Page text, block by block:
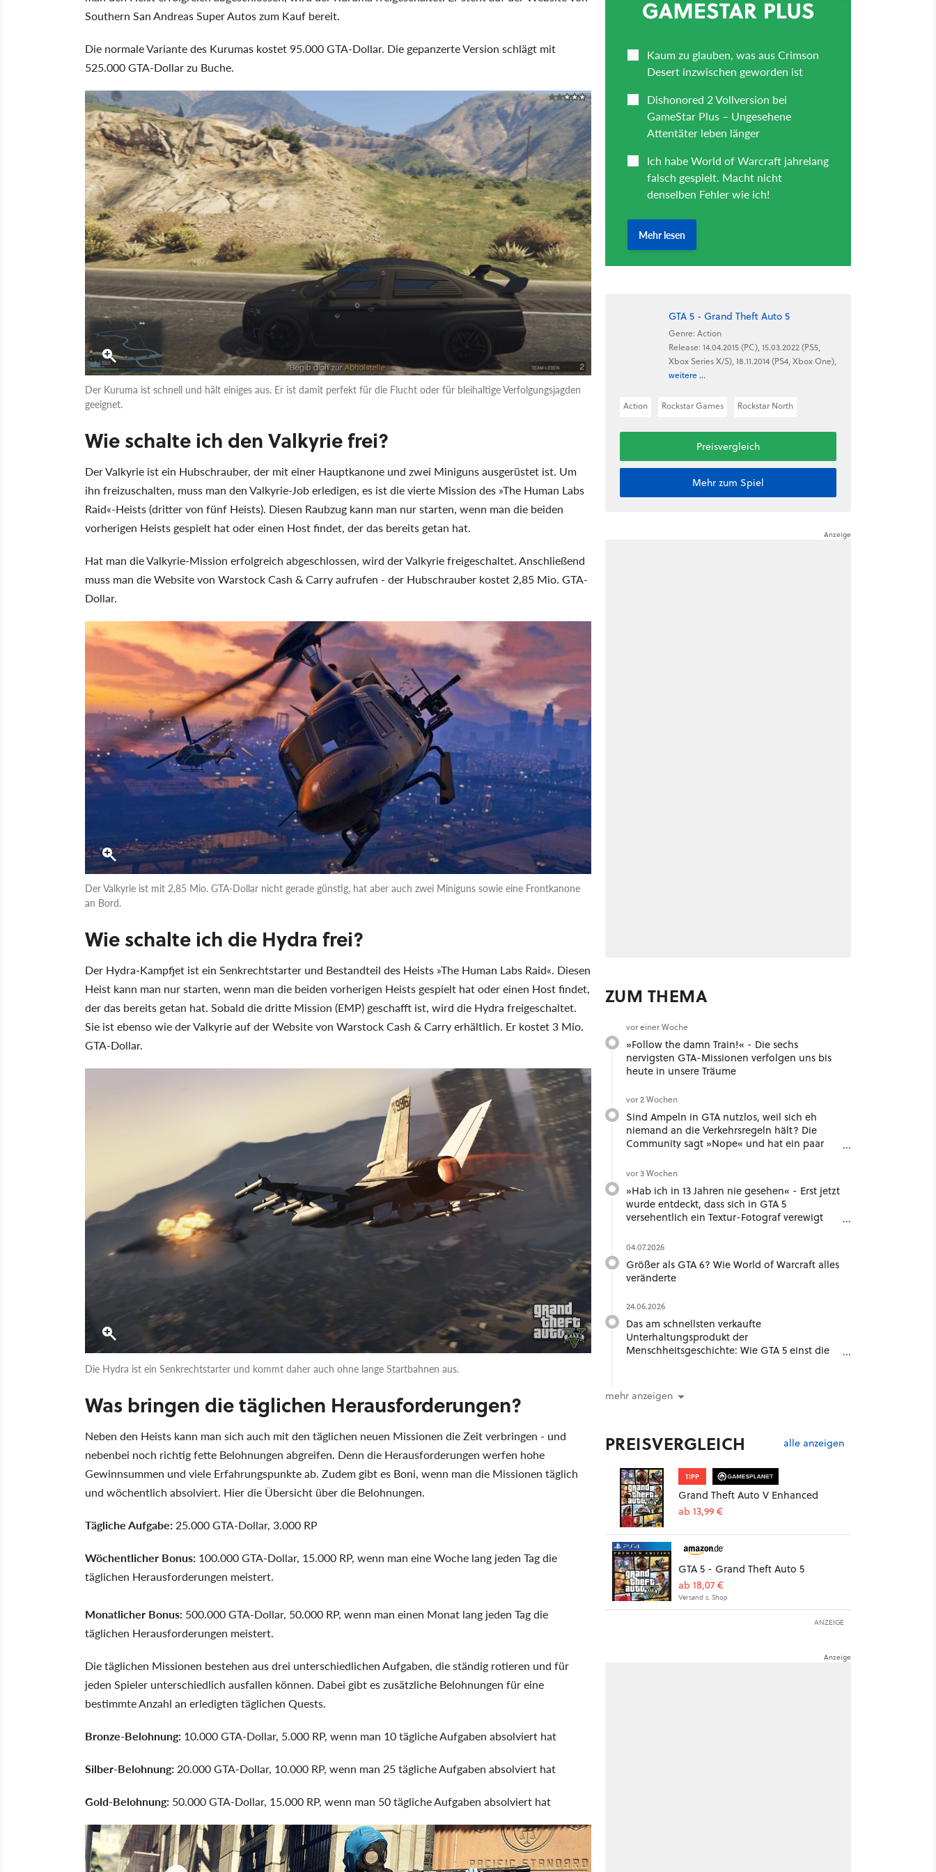
Southern San Andreas Super Autos zum Kauf bereit.
Die normale Variante des Kurumas kostet 95.000 GTA-Dollar. Die gepanzerte Version schlägt mit
525.000 GTA-Dollar zu Buche.
Der Kuruma ist schnell und hält einiges aus. Er ist damit perfekt für die Flucht oder für bleihaltige Verfolgungsjagden
geeignet.
Wie schalte ich den Valkyrie frei?
Der Valkyrie ist ein Hubschrauber, der mit einer Hauptkanone und zwei Miniguns ausgerüstet ist. Um
ihn freizuschalten, muss man den Valkyrie-Job erledigen, es ist die vierte Mission des »The Human Labs
Raid«-Heists (dritter von fünf Heists). Diesen Raubzug kann man nur starten, wenn man die beiden
vorherigen Heists gespielt hat oder einen Host findet, der das bereits getan hat.
Hat man die Valkyrie-Mission erfolgreich abgeschlossen, wird der Valkyrie freigeschaltet. Anschließend
muss man die Website von Warstock Cash & Carry aufrufen - der Hubschrauber kostet 2,85 Mio. GTA-
Dollar.
Der Valkyrie ist mit 2,85 Mio. GTA-Dollar nicht gerade günstig, hat aber auch zwei Miniguns sowie eine Frontkanone
an Bord.
Wie schalte ich die Hydra frei?
Der Hydra-Kampfjet ist ein Senkrechtstarter und Bestandteil des Heists »The Human Labs Raid«. Diesen
Heist kann man nur starten, wenn man die beiden vorherigen Heists gespielt hat oder einen Host findet,
der das bereits getan hat. Sobald die dritte Mission (EMP) geschafft ist, wird die Hydra freigeschaltet.
Sie ist ebenso wie der Valkyrie auf der Website von Warstock Cash & Carry erhältlich. Er kostet 3 Mio.
GTA-Dollar.
Die Hydra ist ein Senkrechtstarter und kommt daher auch ohne lange Startbahnen aus.
Was bringen die täglichen Herausforderungen?
Neben den Heists kann man sich auch mit den täglichen neuen Missionen die Zeit verbringen - und
nebenbei noch richtig fette Belohnungen abgreifen. Denn die Herausforderungen werfen hohe
Gewinnsummen und viele Erfahrungspunkte ab. Zudem gibt es Boni, wenn man die Missionen täglich
und wöchentlich absolviert. Hier die Übersicht über die Belohnungen.
Tägliche Aufgabe:25.000 GTA-Dollar, 3.000 RP
Wöchentlicher Bonus: 100.000 GTA-Dollar, 15.000 RP, wenn man eine Woche lang jeden Tag die
täglichen Herausforderungen meistert.
Monatlicher Bonus: 500.000 GTA-Dollar, 50.000 RP, wenn man einen Monat lang jeden Tag die
täglichen Herausforderungen meistert.
Die täglichen Missionen bestehen aus drei unterschiedlichen Aufgaben, die ständig rotieren und für
jeden Spieler unterschiedlich ausfallen können. Dabei gibt es zusätzliche Belohnungen für eine
bestimmte Anzahl an erledigten täglichen Quests.
Bronze-Belohnung: 10.000 GTA-Dollar, 5.000 RP, wenn man 10 tägliche Aufgaben absolviert hat
Silber-Belohnung:20.000 GTA-Dollar, 10.000 RP, wenn man 25 tägliche Aufgaben absolviert hat
Gold-Belohnung: 50.000 GTA-Dollar, 15.000 RP, wenn man 50 tägliche Aufgaben absolviert hat
GTA 5 - Grand Theft Auto 5
Genre: Action
Release: 14.04.2015 (PC), 15.03.2022 (PS5,
Xbox Series X/S), 18.11.2014 (PS4, Xbox One),
weitere ...
Action Rockstar Games Rockstar North
Preisvergleich
Mehr zum Spiel
ZUM THEMA
vor einer Woche
»Follow the damn Train!« - Die sechs
nervigsten GTA-Missionen verfolgen uns bis
heute in unsere Träume
vor 2 Wochen
Sind Ampeln in GTA nutzlos, weil sich eh
niemand an die Verkehrsregeln hält? Die
Community sagt »Nope« und hat ein paar
vor 3 Wochen
»Hab ich in 13 Jahren nie gesehen« - Erst jetzt
wurde entdeckt, dass sich in GTA 5
versehentlich ein Textur-Fotograf verewigt
04.07.2026
Größer als GTA 6? Wie World of Warcraft alles
veränderte
24.06.2026
Das am schnellsten verkaufte
Unterhaltungsprodukt der
Menschheitsgeschichte: Wie GTA 5 einst die
mehr anzeigen
PREISVERGLEICH alle anzeigen
TIPP
Grand Theft Auto V Enhanced
ab 13,99 €
GTA 5 - Grand Theft Auto 5
ab 18,07 €
Versand s. Shop
ANZEIGE